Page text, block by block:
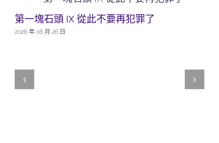
第一塊石頭 IX 從此不要再犯罪了
2026 年 06 月 26 日